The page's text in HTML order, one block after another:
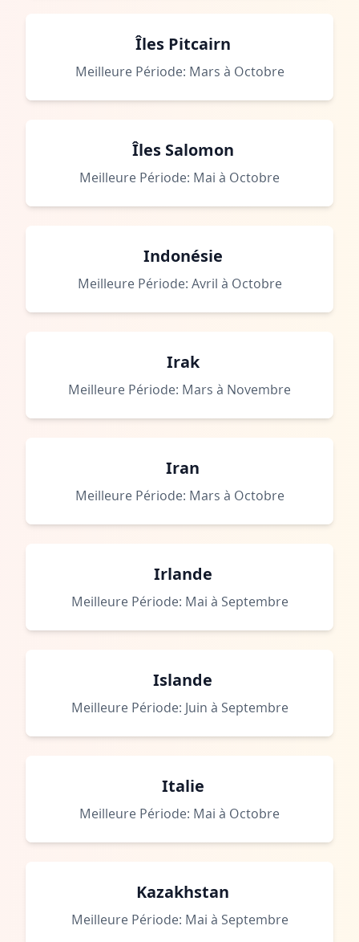
Îles Pitcairn
Meilleure Période: Mars à Octobre
Îles Salomon
Meilleure Période: Mai à Octobre
Indonésie
Meilleure Période: Avril à Octobre
Irak
Meilleure Période: Mars à Novembre
Iran
Meilleure Période: Mars à Octobre
Irlande
Meilleure Période: Mai à Septembre
Islande
Meilleure Période: Juin à Septembre
Italie
Meilleure Période: Mai à Octobre
Kazakhstan
Meilleure Période: Mai à Septembre